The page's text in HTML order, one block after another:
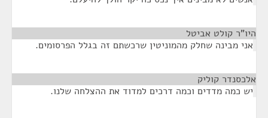
היו"ר קולט אביטל
אני מבינה שחלק מהמוניטין שרכשתם זה בגלל הפרסומים.
אלכסנדר קוליק
יש כמה מדדים וכמה דרכים למדוד את ההצלחה שלנו.